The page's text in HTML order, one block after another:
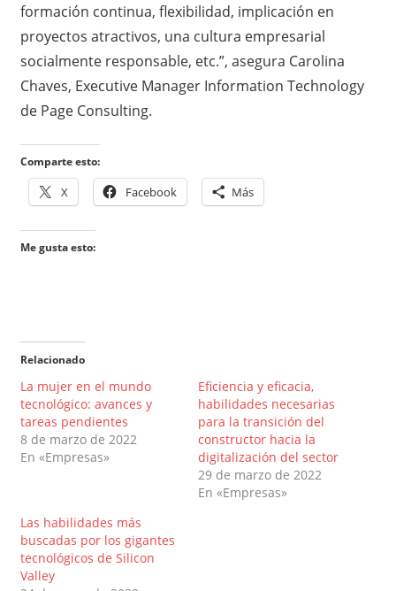
formación continua, flexibilidad, implicación en
proyectos atractivos, una cultura empresarial
socialmente responsable, etc.”, asegura Carolina
Chaves, Executive Manager Information Technology
de Page Consulting.
Comparte esto:
X Facebook Más
Me gusta esto:
Relacionado
La mujer en el mundo
tecnológico: avances y
tareas pendientes
8 de marzo de 2022
En «Empresas»
Eficiencia y eficacia,
habilidades necesarias
para la transición del
constructor hacia la
digitalización del sector
29 de marzo de 2022
En «Empresas»
Las habilidades más
buscadas por los gigantes
tecnológicos de Silicon
Valley